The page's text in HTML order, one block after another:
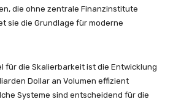
die ohne zentrale Finanzinstitute
sie die Grundlage für moderne
für die Skalierbarkeit ist die Entwicklung
Dollar an Volumen effizient
Systeme sind entscheidend für die